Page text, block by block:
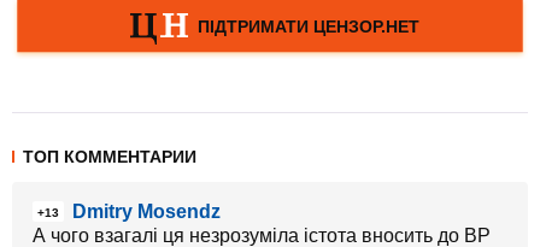
ТОП КОММЕНТАРИИ
+13
Dmitry Mosendz
А чого взагалі ця незрозуміла істота вносить до ВР